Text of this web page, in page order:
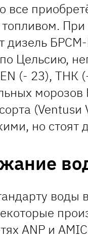
все
При
дизель
Цельсию,
(- 23), ТНК
(Ventusи
но стоят
воды
ANP и